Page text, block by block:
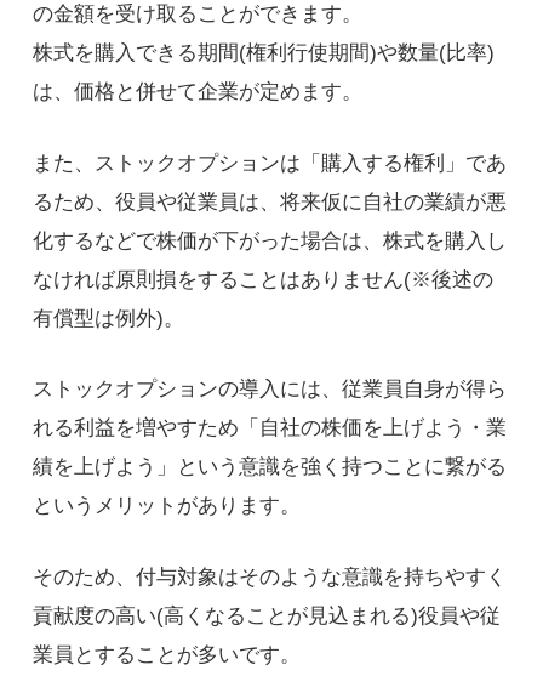
の金額を受け取ることができます。
株式を購入できる期間(権利行使期間)や数量(比率)
は、価格と併せて企業が定めます。
また、ストックオプションは「購入する権利」であ
るため、役員や従業員は、将来仮に自社の業績が悪
化するなどで株価が下がった場合は、株式を購入し
なければ原則損をすることはありません(※後述の
有償型は例外)。
ストックオプションの導入には、従業員自身が得ら
れる利益を増やすため「自社の株価を上げよう・業
績を上げよう」という意識を強く持つことに繋がる
というメリットがあります。
そのため、付与対象はそのような意識を持ちやすく
貢献度の高い(高くなることが見込まれる)役員や従
業員とすることが多いです。